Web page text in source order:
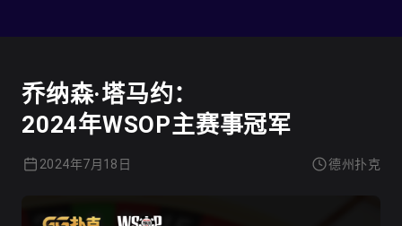
乔纳森·塔马约：
2024年WSOP主赛事冠军
2024年7月18日 德州扑克